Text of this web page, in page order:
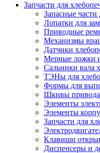
Запчасти для
Запасные части
Лопатки для
Приводные
Механизмы
Датчики
Мерные ложки и
Сальники вала
ТЭНы для
Формы для
Шкивы привода
Элементы
Элементы
Запчасти для
Клавиши
Диспенсеры и